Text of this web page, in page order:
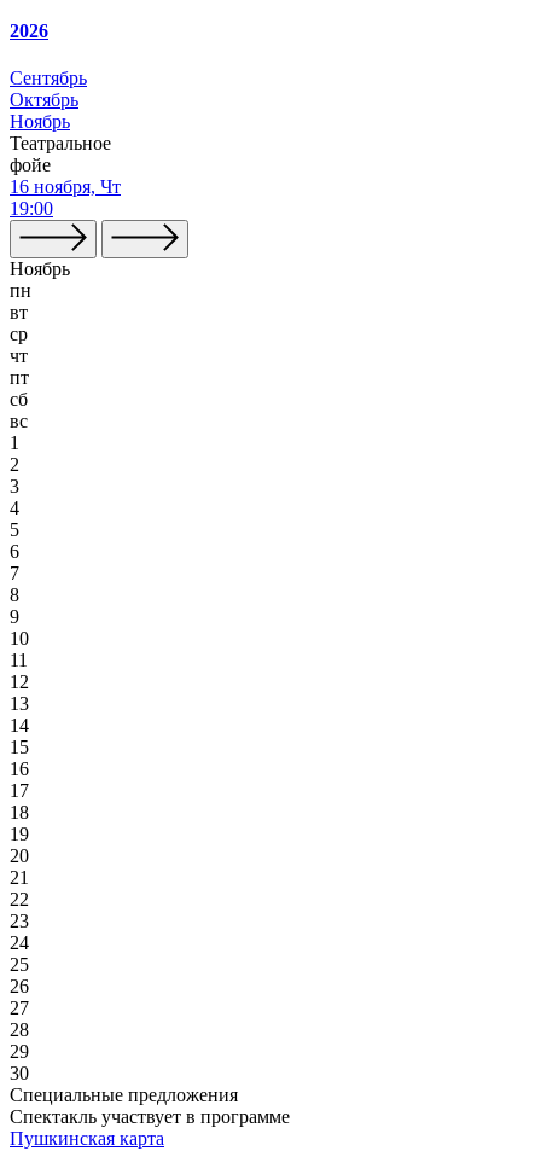
2026
Сентябрь
Октябрь
Ноябрь
Театральное
фойе
16 ноября, Чт
19:00
Ноябрь
пн
вт
ср
чт
пт
сб
вс
1
2
3
4
5
6
7
8
9
10
11
12
13
14
15
16
17
18
19
20
21
22
23
24
25
26
27
28
29
30
Специальные предложения
Спектакль участвует в программе
Пушкинская карта